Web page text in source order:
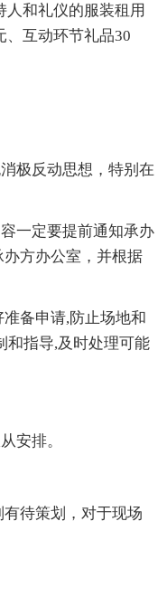
人和礼仪的服装租用
、互动环节礼品30
极反动思想，特别在
一定要提前通知承办
方办公室，并根据
备申请,防止场地和
和指导,及时处理可能
安排。
待策划，对于现场